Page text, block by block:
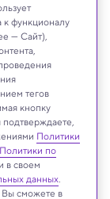
к функционалу
— Сайт),
тегов
кнопку
Политики
Политики по
в своем
данных.
сможете в